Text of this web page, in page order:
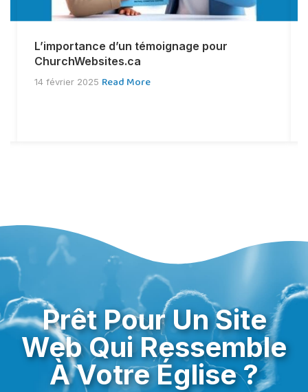
L’importance d’un témoignage pour
ChurchWebsites.ca
14 février 2025 Read More
Prêt Pour Un Site
Web Qui Ressemble
À Votre Église ?